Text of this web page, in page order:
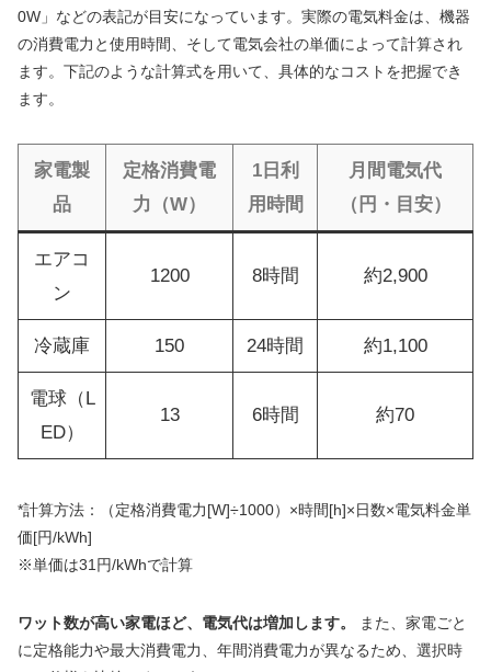
0W」などの表記が目安になっています。実際の電気料金は、機器
の消費電力と使用時間、そして電気会社の単価によって計算され
ます。下記のような計算式を用いて、具体的なコストを把握でき
ます。
家電製
品
定格消費電
力（W）
1日利
用時間
月間電気代
（円・目安）
エアコ
ン
1200 8時間 約2,900
冷蔵庫 150 24時間 約1,100
電球（L
ED）
13 6時間 約70
*計算方法：（定格消費電力[W]÷1000）×時間[h]×日数×電気料金単
価[円/kWh]
※単価は31円/kWhで計算
ワット数が高い家電ほど、電気代は増加します。
また、家電ごと
に定格能力や最大消費電力、年間消費電力が異なるため、選択時